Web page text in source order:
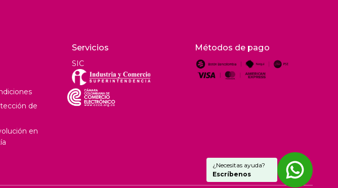
de
en
Servicios
SIC
Métodos de pago
¿Necesitas ayuda?
Escríbenos